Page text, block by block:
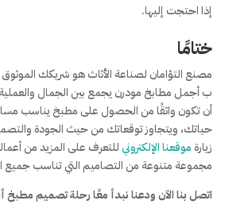
إذا احتجت إليها.
ختامًا
مصنع التؤامان لصناعة الأثاث هو شريكك
ب أجمل مطابخ مودرن يجمع بين الجمال
أن تكون واثقًا من الحصول على مطبخ يناسب
حياتك، ويتجاوز توقعاتك من حيث الجودة
زيارة موقعنا الإلكترونيللتعرف على المزيد من
مجموعة متنوعة من التصاميم التي تناسب جميع
اتصل بنا الآن ودعنا نبدأ معًا رحلة تصميم